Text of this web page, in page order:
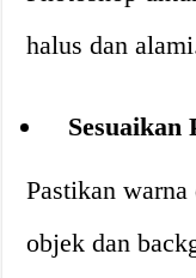
halus dan
Sesuaikan
Pastikan warna
objek dan